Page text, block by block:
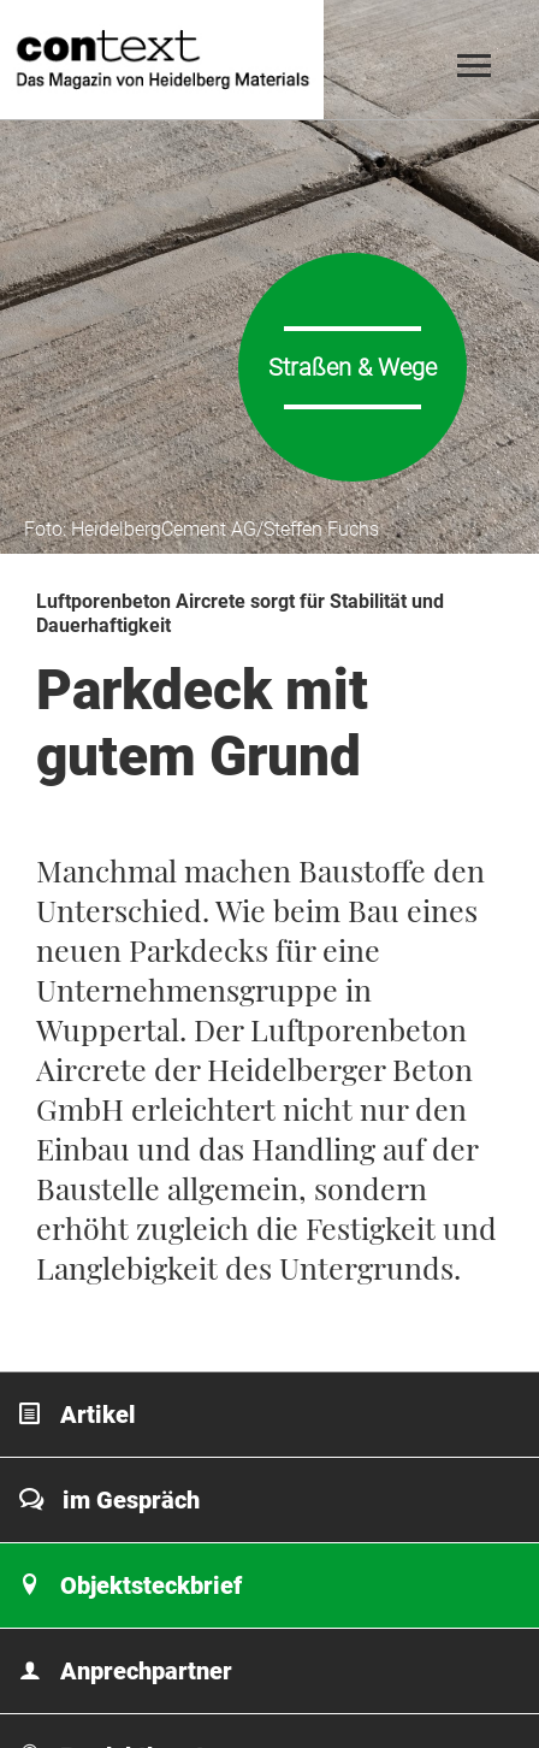
Luftporenbeton Aircrete sorgt für Stabilität und
Dauerhaftigkeit
Parkdeck mit
gutem Grund
Manchmal machen Baustoffe den
Unterschied. Wie beim Bau eines
neuen Parkdecks für eine
Unternehmensgruppe in
Wuppertal. Der Luftporenbeton
Aircrete der Heidelberger Beton
GmbH erleichtert nicht nur den
Einbau und das Handling auf der
Baustelle allgemein, sondern
erhöht zugleich die Festigkeit und
Langlebigkeit des Untergrunds.
Straßen & Wege
Foto: HeidelbergCement AG/Steffen Fuchs
Artikel
im Gespräch
Objektsteckbrief
Anprechpartner